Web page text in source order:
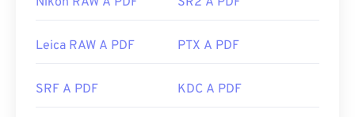
Firefox, possono aprire i PDF autonomamente.
comodo averne uno che si apre automaticamente
Leica RAW A PDF PTX A PDF
SRF A PDF KDC A PDF